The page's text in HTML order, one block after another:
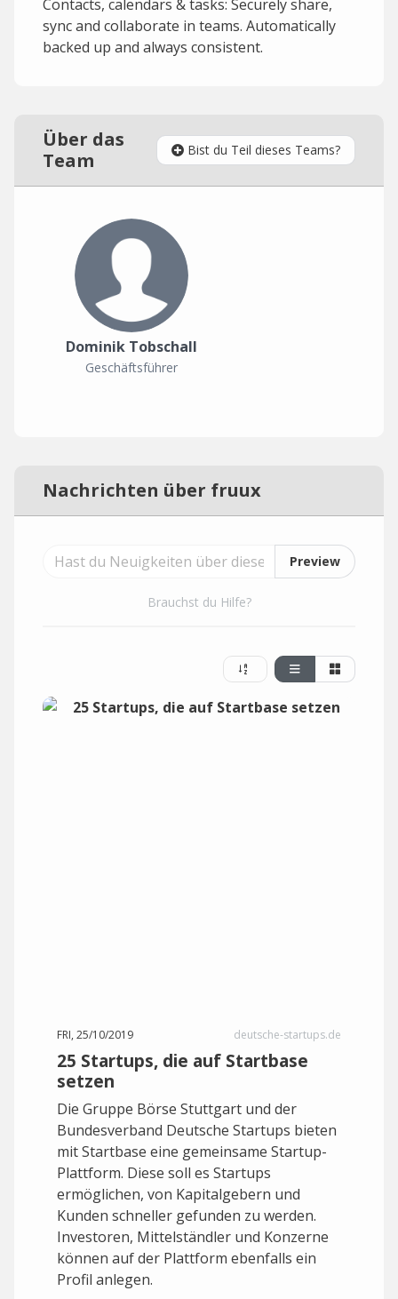
Contacts, calendars & tasks: Securely share,
sync and collaborate in teams. Automatically
backed up and always consistent.
Über das
Team
Bist du Teil dieses Teams?
Dominik Tobschall
Geschäftsführer
Nachrichten über fruux
Preview
Brauchst du Hilfe?
FRI, 25/10/2019 deutsche-startups.de
25 Startups, die auf Startbase
setzen
Die Gruppe Börse Stuttgart und der
Bundesverband Deutsche Startups bieten
mit Startbase eine gemeinsame Startup-
Plattform. Diese soll es Startups
ermöglichen, von Kapitalgebern und
Kunden schneller gefunden zu werden.
Investoren, Mittelständler und Konzerne
können auf der Plattform ebenfalls ein
Profil anlegen.